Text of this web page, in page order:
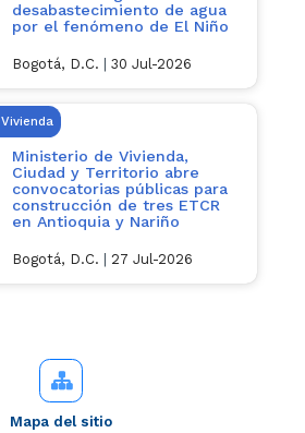
desabastecimiento de agua
por el fenómeno de El Niño
Bogotá, D.C. 30 Jul-2026
Vivienda
Ministerio de Vivienda,
Ciudad y Territorio abre
convocatorias públicas para
construcción de tres ETCR
en Antioquia y Nariño
Bogotá, D.C. 27 Jul-2026
Mapa del sitio